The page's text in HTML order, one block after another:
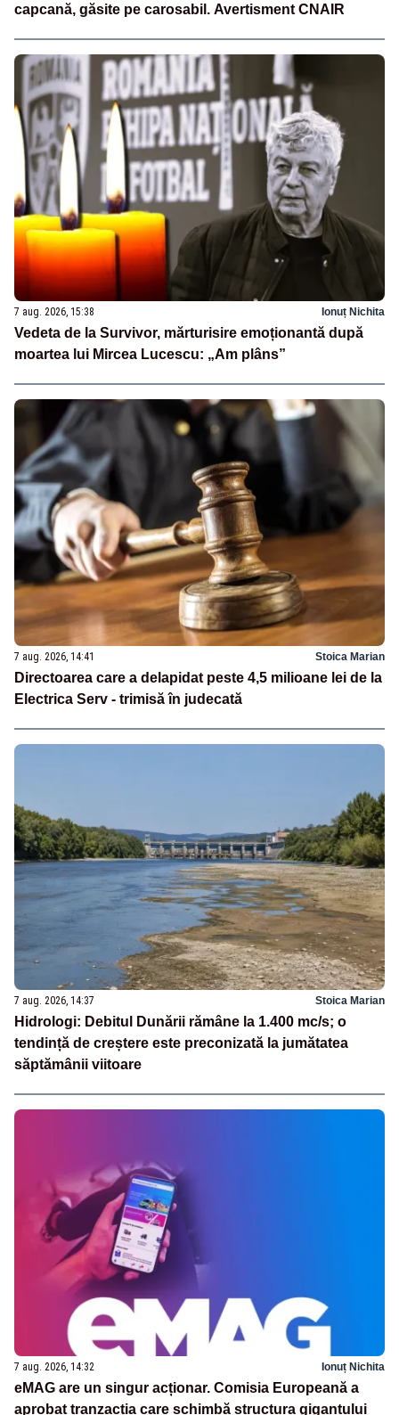
capcană, găsite pe carosabil. Avertisment CNAIR
7 aug. 2026, 15:38 Ionuț Nichita
Vedeta de la Survivor, mărturisire emoționantă după
moartea lui Mircea Lucescu: „Am plâns”
7 aug. 2026, 14:41 Stoica Marian
Directoarea care a delapidat peste 4,5 milioane lei de la
Electrica Serv - trimisă în judecată
7 aug. 2026, 14:37 Stoica Marian
Hidrologi: Debitul Dunării rămâne la 1.400 mc/s; o
tendință de creștere este preconizată la jumătatea
săptămânii viitoare
7 aug. 2026, 14:32 Ionuț Nichita
eMAG are un singur acționar. Comisia Europeană a
aprobat tranzacția care schimbă structura gigantului